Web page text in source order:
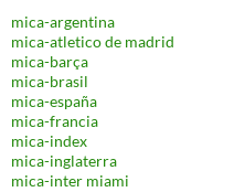
mica-argentina
mica-atletico de madrid
mica-barça
mica-brasil
mica-españa
mica-francia
mica-index
mica-inglaterra
mica-inter miami